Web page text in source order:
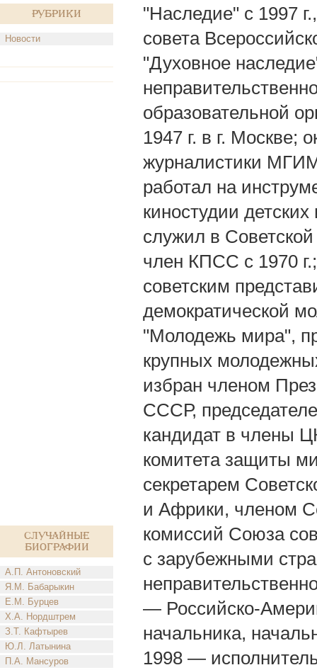
Рубрики
Новости
Случайные
биографии
А.П. Антоновский
Я.М. Бабарыкин
Е.М. Бурцев
Х.А. Нордштрем
З.Т. Кафтырев
Ю.Л. Латынина
П.А. Мансуров
"Наследие" с 1997
совета
"Духовное
образовательной
1947 г. в г. Москве;
журналистики
работал на
киностудии
служил в
член КПСС с 1970
советским
демократической
"Молодежь мира",
крупных
избран членом
СССР,
кандидат в члены
комитета защиты
секретарем
и Африки, членом
комиссий Союза
с зарубежными
— Российско-
начальника,
1998 —